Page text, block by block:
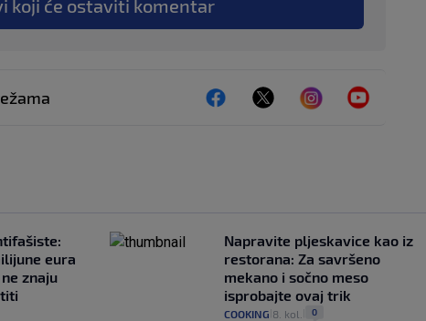
koji će ostaviti komentar
eura
znaju
Napravite pljeskavice kao iz
restorana: Za savršeno
mekano i sočno meso
isprobajte ovaj trik
COOKING 8. kol. 0